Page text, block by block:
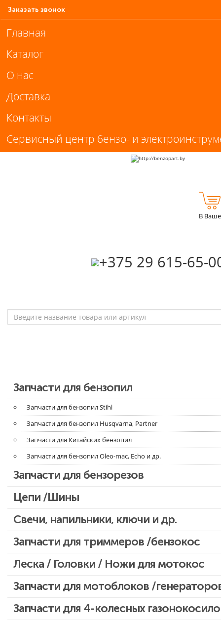
Заказать звонок
Главная
Каталог
О нас
Доставка
Контакты
Сервисный центр бензо- и
‎+375 29 615-65-
В
Запчасти для бензопил
Запчасти для бензопил Stihl
Запчасти для бензопил Husqvarna, Partner
Запчасти для Китайских бензопил
Запчасти для бензопил Oleo-mac, Echo и др.
Запчасти для бензорезов
Цепи /Шины
Свечи, напильники, ключи и др.
Запчасти для триммеров /бензокос
Запчасти для Китайских триммеров
Леска / Головки / Ножи для мотокос
Запчасти для мотоблоков /
Запчасти для 4-колесных